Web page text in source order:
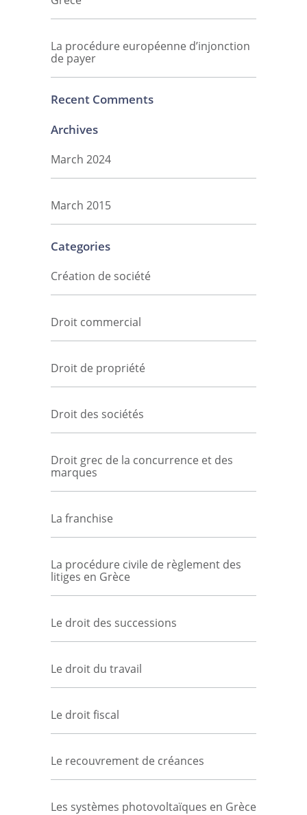
La procédure européenne d’injonction
de payer
Recent Comments
Archives
March 2024
March 2015
Categories
Création de société
Droit commercial
Droit de propriété
Droit des sociétés
Droit grec de la concurrence et des
marques
La franchise
La procédure civile de règlement des
litiges en Grèce
Le droit des successions
Le droit du travail
Le droit fiscal
Le recouvrement de créances
Les systèmes photovoltaïques en Grèce